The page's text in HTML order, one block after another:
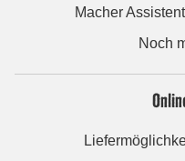
Macher
Noch